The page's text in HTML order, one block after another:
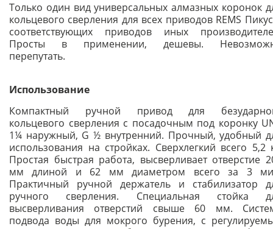
Только один вид универсальных алмазных коронок
кольцевого сверления для всех приводов REMS
соответствующих приводов иных
Просты в применении, дешевы.
перепутать.
Использование
Компактный ручной привод для
кольцевого сверления с посадочным под коронку
1¼ наружный, G ½ внутренний. Прочный, удобный
использования на стройках. Сверхлегкий всего 5,2
Простая быстрая работа, высверливает отверстие
мм длиной и 62 мм диаметром всего за 3
Практичный ручной держатель и стабилизатор
ручного сверления. Специальная стойка
высверливания отверстий свыше 60 мм.
подвода воды для мокрого бурения, с